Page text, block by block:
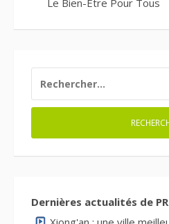
Le Bien-Être Pour Tous
Dernières actualités de